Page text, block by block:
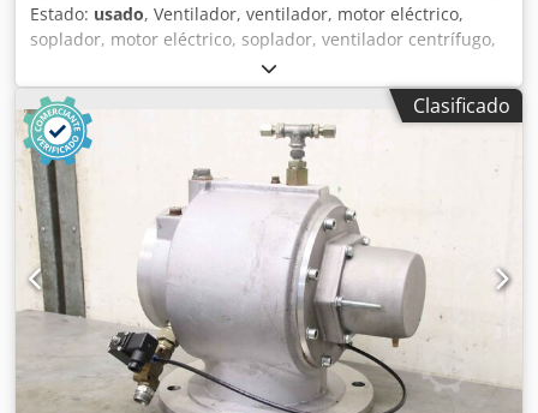
Estado: usado, Ventilador, ventilador, motor eléctrico,
soplador, motor eléctrico, soplador, ventilador centrífugo,
ventilador de emergencia, ventilador de gases de
combustión, ventilador axial, ventilador axial, ventilador
axial, ventilador axial -Fabricante: Boge, ventilador de
compresor tipo SL 270 -Ventilador: Ø 420 mm -Motor: Tipo
FC80/2 -Potencia: 1,1 kW / 2815 rpm Dcodpfxsppdhvs Airsk
-Círculo de agujeros: Ø 295 x 22 mm -Dimensiones totales:
Ø 495 x 315 mm -Peso: 13 kg
Clasificado